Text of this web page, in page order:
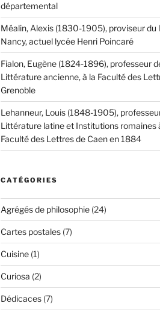
départemental
Méalin, Alexis (1830-1905), proviseur du
Nancy, actuel lycée Henri Poincaré
Fialon, Eugène (1824-1896), professeur
Littérature ancienne, à la Faculté des
Grenoble
Lehanneur, Louis (1848-1905),
Littérature latine et Institutions romaines
Faculté des Lettres de Caen en 1884
CATÉGORIES
Agrégés de philosophie(24)
Cartes postales(7)
Cuisine(1)
Curiosa (2)
Dédicaces(7)